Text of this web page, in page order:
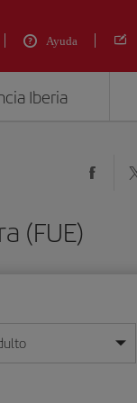
Ayuda
Iberia
(FUE)
mes/año